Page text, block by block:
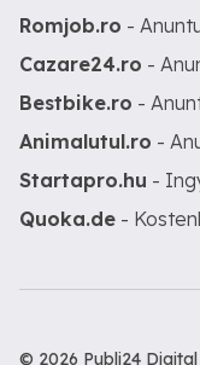
Romjob.ro -
Cazare24.ro -
Bestbike.ro -
Animalutul.ro -
Startapro.hu -
Quoka.de -
© 2026 Publi24 Digital